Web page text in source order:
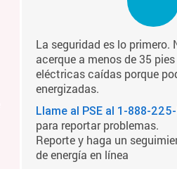
La seguridad es lo primero.
acerque a menos de 35
eléctricas caídas porque
energizadas.
Llame al PSE al 1-888-
para reportar problemas.
Reporte y haga un
de energía en línea